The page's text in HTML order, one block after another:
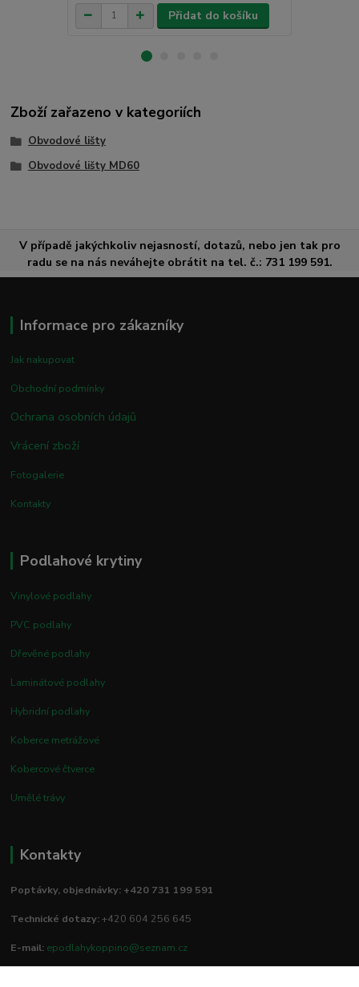
Přidat do košíku
Zboží zařazeno v kategoriích
Obvodové lišty
Obvodové lišty MD60
V případě jakýchkoliv nejasností, dotazů, nebo jen tak pro
radu se na nás neváhejte obrátit na tel. č.: 731 199 591.
Informace pro zákazníky
Jak nakupovat
Obchodní podmínky
Ochrana osobních údajů
Vrácení zboží
Fotogalerie
Kontakty
Podlahové krytiny
Vinylové podlahy
PVC podlahy
Dřevěné podlahy
Laminátové podlahy
Hybridní podlahy
Koberce metrážové
Kobercové čtverce
Umělé trávy
Kontakty
Poptávky, objednávky: +420 731 199 591
Technické dotazy:+420 604 256 645
E-mail: epodlahykoppino@seznam.cz